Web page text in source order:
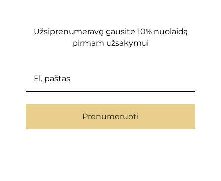
Užsiprenumeravę gausite 10% nuolaidą
pirmam užsakymui
Prenumeruoti